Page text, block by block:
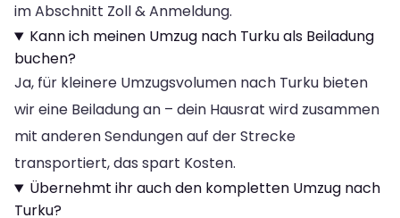
im Abschnitt Zoll & Anmeldung.
Kann ich meinen Umzug nach Turku als Beiladung
buchen?
Ja, für kleinere Umzugsvolumen nach Turku bieten
wir eine Beiladung an – dein Hausrat wird zusammen
mit anderen Sendungen auf der Strecke
transportiert, das spart Kosten.
Übernehmt ihr auch den kompletten Umzug nach
Turku?